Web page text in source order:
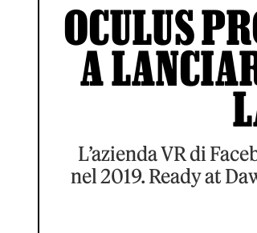
OCULUS
A
L’azienda VR di
nel 2019. Ready at